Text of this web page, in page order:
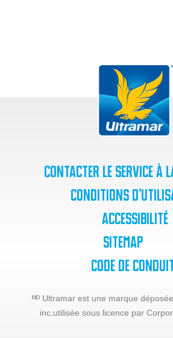
Contacter le service à
Conditions
Accessibilité
SiteMap
Code de
ᴹᴰ Ultramar est une marque
inc. utilisée sous licence par